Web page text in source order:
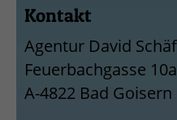
Kontakt
Agentur David
Feuerbachgasse 10a
A-4822 Bad Goisern